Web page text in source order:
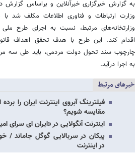
به گزارش خبرگزاری خبرآنلاین و براساس گزارش
وزارت ارتباطات و فناوری اطلاعات مکلف شد
وزارتخانه‌های مرتبط، نسبت به اجرای طرح
اقدام کند. این طرح با هدف تحقق اهداف
چارچوب سند تحول دولت مردمی، باید طی سه
به اجرا درآید.
خبرهای مرتبط
فیلترینگ آبروی اینترنت ایران را
مقایسه شویم؟
اینترنت آنگولایی در «ایران ای سرای
پیکان در سربالایی گوگل جاماند /
در اینترنت